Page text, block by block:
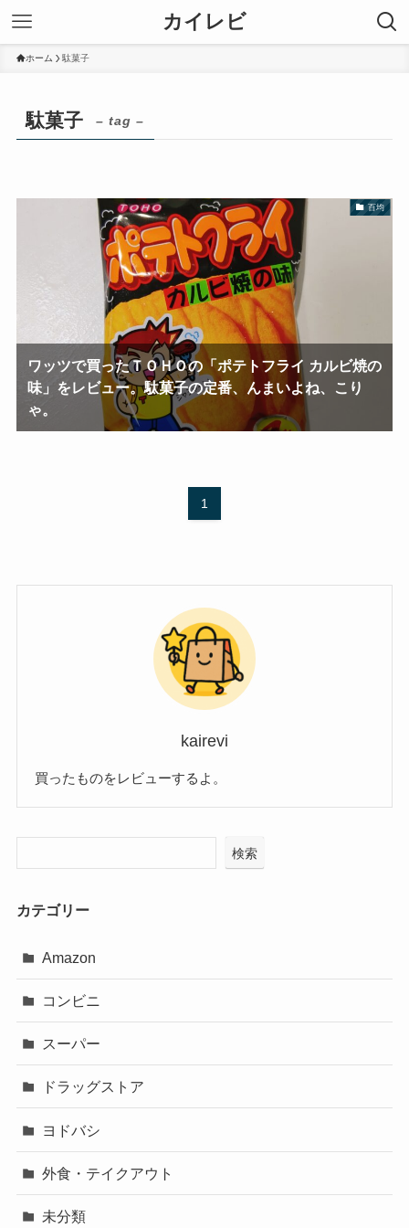
カイレビ
ホーム 駄菓子
駄菓子 – tag –
百均
ワッツで買ったＴＯＨＯの「ポテトフライ カルビ焼の
味」をレビュー。駄菓子の定番、んまいよね、こり
ゃ。
1
kairevi
買ったものをレビューするよ。
検索
カテゴリー
Amazon
コンビニ
スーパー
ドラッグストア
ヨドバシ
外食・テイクアウト
未分類